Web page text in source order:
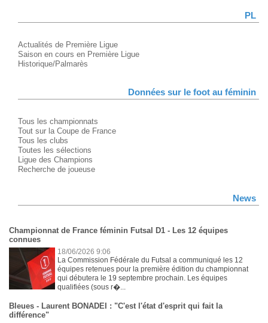
PL
Actualités de Première Ligue
Saison en cours en Première Ligue
Historique/Palmarès
Données sur le foot au féminin
Tous les championnats
Tout sur la Coupe de France
Tous les clubs
Toutes les sélections
Ligue des Champions
Recherche de joueuse
News
Championnat de France féminin Futsal D1 - Les 12 équipes
connues
18/06/2026 9:06
La Commission Fédérale du Futsal a communiqué les 12
équipes retenues pour la première édition du championnat
qui débutera le 19 septembre prochain. Les équipes
qualifiées (sous r�...
Bleues - Laurent BONADEI : "C'est l'état d'esprit qui fait la
différence"